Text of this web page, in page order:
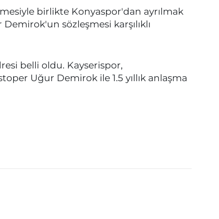
birlikte Konyaspor'dan ayrılmak
sözleşmesi karşılıklı
belli oldu. Kayserispor,
Uğur Demirok ile 1.5 yıllık anlaşma